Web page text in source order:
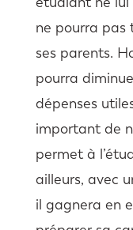
ne pourra pas
ses parents.
pourra
dépenses
important de
permet à
ailleurs, avec
il gagnera en